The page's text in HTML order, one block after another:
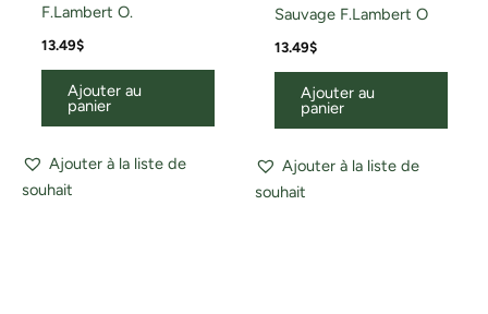
F.Lambert O.
13.49$
Ajouter au
panier
Ajouter à la liste de
souhait
Sauvage F.Lambert O
13.49$
Ajouter au
panier
Ajouter à la liste de
souhait